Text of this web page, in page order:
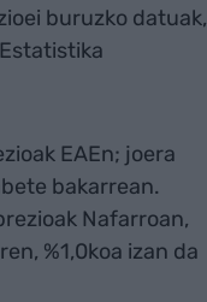
buruzko datuak,
EAEn; joera
bakarrean.
Nafarroan,
%1,0koa izan da